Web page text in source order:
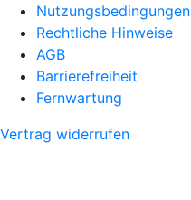
Nutzungsbedingungen
Rechtliche Hinweise
AGB
Barrierefreiheit
Fernwartung
Vertrag widerrufen